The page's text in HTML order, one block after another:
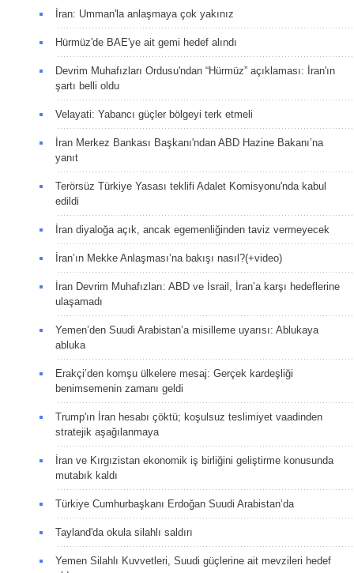
İran: Umman'la anlaşmaya çok yakınız
Hürmüz'de BAE'ye ait gemi hedef alındı
Devrim Muhafızları Ordusu'ndan “Hürmüz” açıklaması: İran'ın
şartı belli oldu
Velayati: Yabancı güçler bölgeyi terk etmeli
İran Merkez Bankası Başkanı'ndan ABD Hazine Bakanı’na
yanıt
Terörsüz Türkiye Yasası teklifi Adalet Komisyonu'nda kabul
edildi
İran diyaloğa açık, ancak egemenliğinden taviz vermeyecek
İran’ın Mekke Anlaşması’na bakışı nasıl?(+video)
İran Devrim Muhafızları: ABD ve İsrail, İran’a karşı hedeflerine
ulaşamadı
Yemen’den Suudi Arabistan’a misilleme uyarısı: Ablukaya
abluka
Erakçi’den komşu ülkelere mesaj: Gerçek kardeşliği
benimsemenin zamanı geldi
Trump'ın İran hesabı çöktü; koşulsuz teslimiyet vaadinden
stratejik aşağılanmaya
İran ve Kırgızistan ekonomik iş birliğini geliştirme konusunda
mutabık kaldı
Türkiye Cumhurbaşkanı Erdoğan Suudi Arabistan’da
Tayland'da okula silahlı saldırı
Yemen Silahlı Kuvvetleri, Suudi güçlerine ait mevzileri hedef